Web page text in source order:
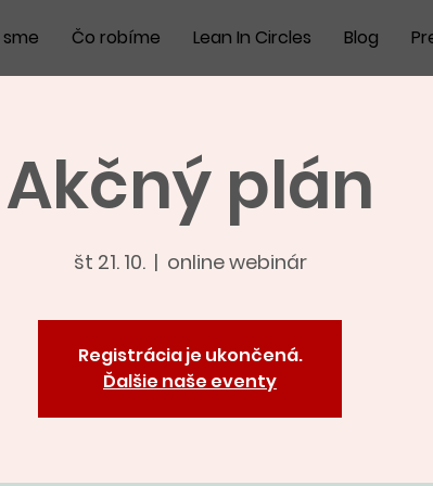
Čo robíme Lean In Circles Blog
Akčný plán
št 21. 10.
  |
online webinár
Registrácia je ukončená.
Ďalšie naše eventy